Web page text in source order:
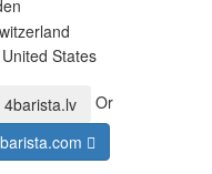
United States
4barista.lv
Or